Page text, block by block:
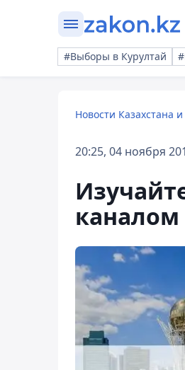
#Выборы в Курултай
Новости Казахстана
20:25, 04 ноября
каналом